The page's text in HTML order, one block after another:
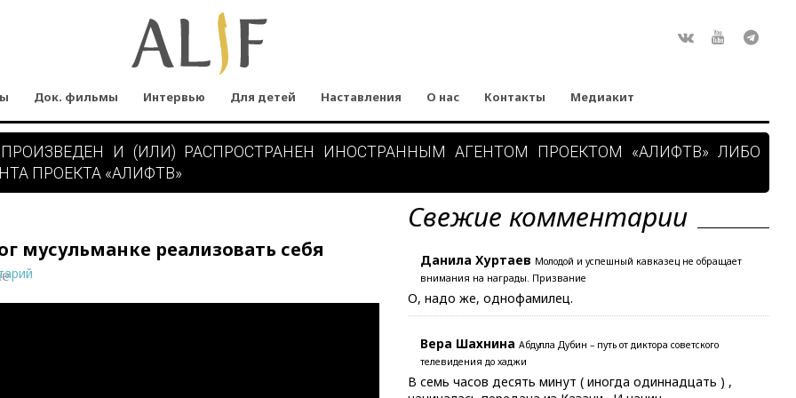
Док. фильмы Интервью Для детей Наставления О нас Контакты Медиакит
И (ИЛИ) РАСПРОСТРАНЕН ИНОСТРАННЫМ АГЕНТОМ ПРОЕКТОМ «АЛИФТВ» ЛИБО
ПРОЕКТА «АЛИФТВ»
мусульманке реализовать себя
Свежие комментарии
Данила Хуртаев Молодой и успешный кавказец не обращает
внимания на награды. Призвание
О, надо же, однофамилец.
Вера Шахнина Абдулла Дубин – путь от диктора советского
телевидения до хаджи
В семь часов десять минут ( иногда одиннадцать ) ,